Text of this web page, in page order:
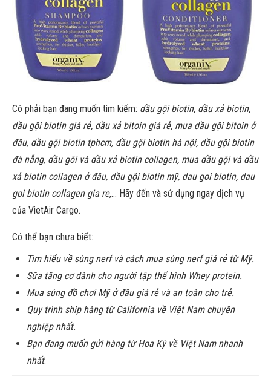
Có phải bạn đang muốn tìm kiếm: dầu gội biotin, dầu xả biotin,
dầu gội biotin giá rẻ, dầu xả bitoin giá rẻ, mua dầu gội bitoin ở
đâu, dầu gội biotin tphcm, dầu gội biotin hà nội, dầu gội biotin
đà nẵng, dầu gôi và dầu xả biotin collagen, mua dầu gội và dầu
xả biotin collagen ở đâu, dầu gội biotin mỹ, dau goi biotin, dau
goi biotin collagen gia re,… Hãy đến và sử dụng ngay dịch vụ
của VietAir Cargo.
Có thể bạn chưa biết:
Tìm hiểu về súng nerf và cách mua súng nerf giá rẻ từ Mỹ.
Sữa tăng cơ dành cho người tập thể hình Whey protein.
Mua súng đồ chơi Mỹ ở đâu giá rẻ và an toàn cho trẻ.
Quy trình ship hàng từ California về Việt Nam chuyên
nghiệp nhất.
Bạn đang muốn gửi hàng từ Hoa Kỳ về Việt Nam nhanh
nhất.